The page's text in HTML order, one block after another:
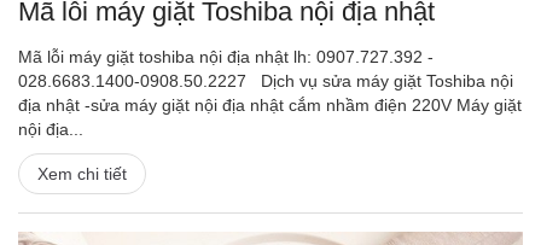
Mã lỗi máy giặt Toshiba nội địa nhật
Mã lỗi máy giặt toshiba nội địa nhật lh: 0907.727.392 -
028.6683.1400-0908.50.2227 Dịch vụ sửa máy giặt Toshiba nội
địa nhật -sửa máy giặt nội địa nhật cắm nhầm điện 220V Máy giặt
nội địa...
Xem chi tiết